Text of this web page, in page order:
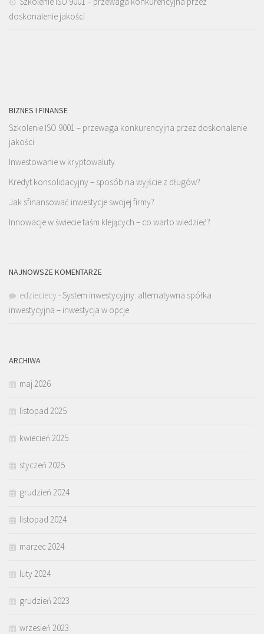
doskonalenie jakości
BIZNES I FINANSE
Szkolenie ISO 9001 – przewaga konkurencyjna przez doskonalenie
jakości
Inwestowanie w kryptowaluty.
Kredyt konsolidacyjny – sposób na wyjście z długów?
Jak sfinansować inwestycje swojej firmy?
Innowacje w świecie taśm klejących – co warto wiedzieć?
NAJNOWSZE KOMENTARZE
edzieciecy - System inwestycyjny: alternatywna spółka
inwestycyjna – inwestycja w opcje
ARCHIWA
maj 2026
listopad 2025
kwiecień 2025
styczeń 2025
grudzień 2024
listopad 2024
marzec 2024
luty 2024
grudzień 2023
wrzesień 2023